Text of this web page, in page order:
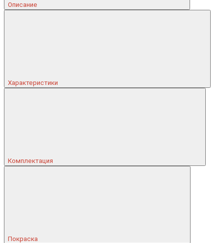
Описание
Характеристики
Комплектация
Покраска